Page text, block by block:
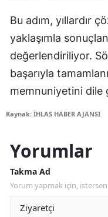
Bu adım, yıllardır
yaklaşımla
değerlendiriliyor.
başarıyla
memnuniyetini dile
Kaynak: İHLAS HABER AJANSI
Yorumlar
Takma Ad
Yorum yapmak için,